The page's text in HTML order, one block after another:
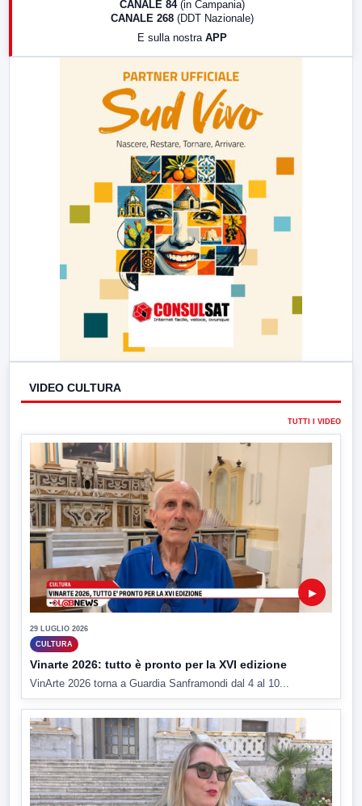
CANALE 84 (in Campania)
CANALE 268 (DDT Nazionale)
E sulla nostra APP
VIDEO CULTURA
TUTTI I VIDEO
▶
29 LUGLIO 2026
CULTURA
Vinarte 2026: tutto è pronto per la XVI edizione
VinArte 2026 torna a Guardia Sanframondi dal 4 al 10...